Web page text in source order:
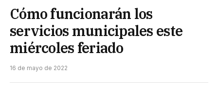
Cómo funcionarán los
servicios municipales este
miércoles feriado
16 de mayo de 2022